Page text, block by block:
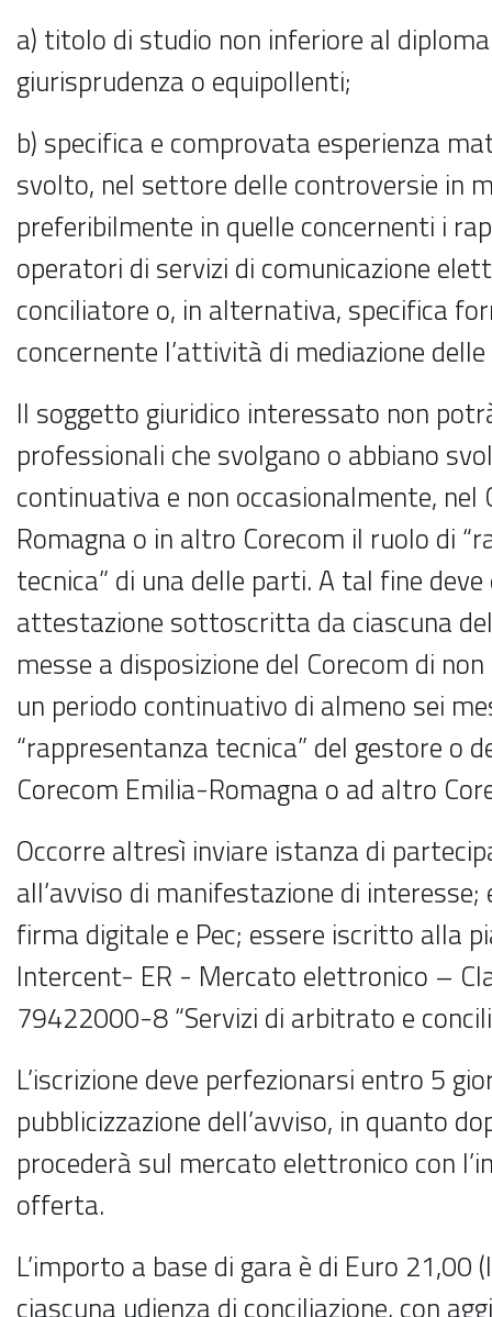
a) titolo di studio non inferiore al
giurisprudenza o equipollenti;
b) specifica e comprovata esperienza
svolto, nel settore delle controversie in
preferibilmente in quelle concernenti i
operatori di servizi di comunicazione
conciliatore o, in alternativa, specifica
concernente l’attività di mediazione
Il soggetto giuridico interessato non
professionali che svolgano o abbiano
continuativa e non occasionalmente, nel
Romagna o in altro Corecom il ruolo di
tecnica” di una delle parti. A tal fine
attestazione sottoscritta da ciascuna
messe a disposizione del Corecom di
un periodo continuativo di almeno sei
“rappresentanza tecnica” del gestore o
Corecom Emilia-Romagna o ad altro
Occorre altresì inviare istanza di
all’avviso di manifestazione di
firma digitale e Pec; essere iscritto alla
Intercent- ER - Mercato elettronico –
79422000-8 “Servizi di arbitrato e
L’iscrizione deve perfezionarsi entro 5
pubblicizzazione dell’avviso, in quanto
procederà sul mercato elettronico con
offerta.
L’importo a base di gara è di Euro 21,00
ciascuna udienza di conciliazione, con